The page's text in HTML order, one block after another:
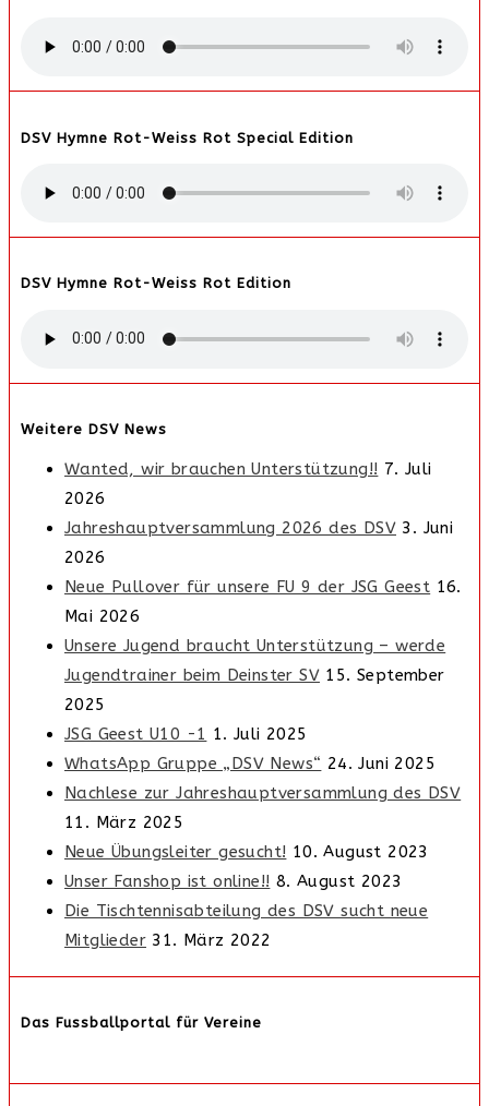
DSV Hymne Rot-Weiss Rot Special Edition
DSV Hymne Rot-Weiss Rot Edition
Weitere DSV News
Wanted, wir brauchen Unterstützung!! 7. Juli
2026
Jahreshauptversammlung 2026 des DSV 3. Juni
2026
Neue Pullover für unsere FU 9 der JSG Geest 16.
Mai 2026
Unsere Jugend braucht Unterstützung – werde
Jugendtrainer beim Deinster SV 15. September
2025
JSG Geest U10 -1 1. Juli 2025
WhatsApp Gruppe „DSV News“ 24. Juni 2025
Nachlese zur Jahreshauptversammlung des DSV
11. März 2025
Neue Übungsleiter gesucht! 10. August 2023
Unser Fanshop ist online!! 8. August 2023
Die Tischtennisabteilung des DSV sucht neue
Mitglieder 31. März 2022
Das Fussballportal für Vereine